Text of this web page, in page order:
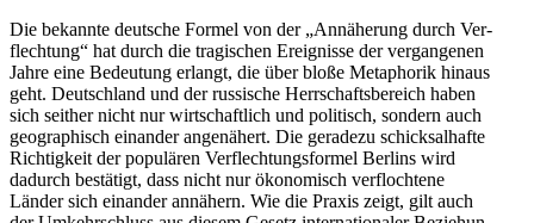
Die bekannte deut­sche Formel von der „Annä­he­rung durch Ver­
flech­tung“ hat durch die tra­gi­schen Ereig­nisse der ver­gan­ge­nen
Jahre eine Bedeu­tung erlangt, die über bloße Meta­pho­rik hinaus
geht. Deutsch­land und der rus­si­sche Herr­schafts­be­reich haben
sich seither nicht nur wirt­schaft­lich und poli­tisch, sondern auch
geo­gra­phisch ein­an­der ange­nä­hert. Die gera­dezu schick­sal­hafte
Rich­tig­keit der popu­lä­ren Ver­flech­tungs­for­mel Berlins wird
dadurch bestä­tigt, dass nicht nur öko­no­misch ver­floch­tene
Länder sich ein­an­der annä­hern. Wie die Praxis zeigt, gilt auch